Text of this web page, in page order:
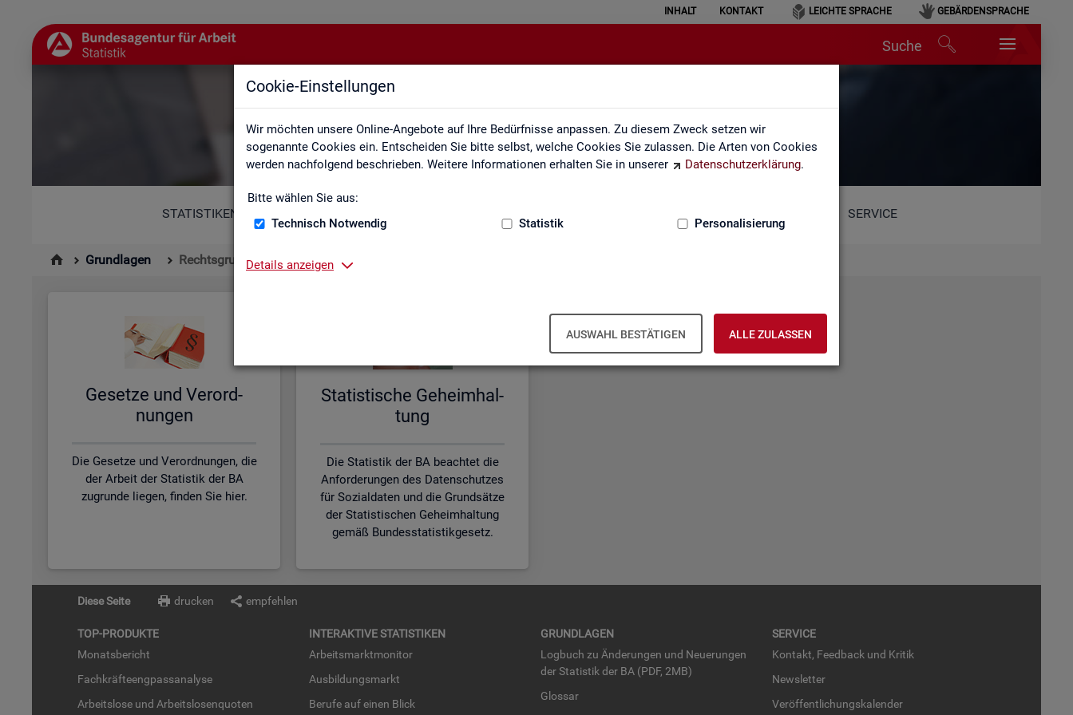
Cookie-Einstellungen
Wir möchten unsere Online-Angebote auf Ihre Bedürfnisse anpassen. Zu diesem Zweck setzen wir
sogenannte Cookies ein. Entscheiden Sie bitte selbst, welche Cookies Sie zulassen. Die Arten von Cookies
werden nachfolgend beschrieben. Weitere Informationen erhalten Sie in unserer
Datenschutzerklärung.
Bitte wählen Sie aus:
Technisch Notwendig
Statistik Personalisierung
Details anzeigen
AUSWAHL BESTÄTIGEN ALLE ZULASSEN
INHALT KONTAKT LEICHTE SPRACHE GEBÄRDENSPRACHE
Suche
Rechtsgrundlagen
STATISTIKEN SERVICE
Grundlagen Rechtsgrundlagen
Ge­set­ze und Ver­ord­
nun­gen
Die Gesetze und Verordnungen, die
der Arbeit der Statistik der BA
zugrunde liegen, finden Sie hier.
Sta­tis­ti­sche Ge­heim­hal­
tung
Die Statistik der BA beachtet die
Anforderungen des Datenschutzes
für Sozialdaten und die Grundsätze
der Statistischen Geheimhaltung
gemäß Bundesstatistikgesetz.
Diese Seite drucken empfehlen
TOP-PRO­DUK­TE
Mo­nats­be­richt
Fach­kräf­te­eng­pass­ana­ly­se
Ar­beits­lo­se und Ar­beits­lo­sen­quo­ten
IN­TER­AK­TI­VE STA­TIS­TI­KEN
Ar­beits­markt­mo­ni­tor
Aus­bil­dungs­markt
Be­ru­fe auf einen Blick
GRUND­LA­GEN
Log­buch zu Än­de­run­gen und Neue­run­gen
der Sta­tis­tik der BA (PDF, 2MB)
Glos­sar
SER­VICE
Kon­takt, Feed­back und Kri­tik
News­let­ter
Ver­öf­fent­li­chungs­ka­len­der